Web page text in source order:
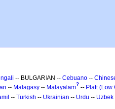
-- BULGARIAN -- Cebuano --
-- Malagasy -- Malayalam? -- Platt (Low
-- Turkish -- Ukrainian -- Urdu -- Uzbek